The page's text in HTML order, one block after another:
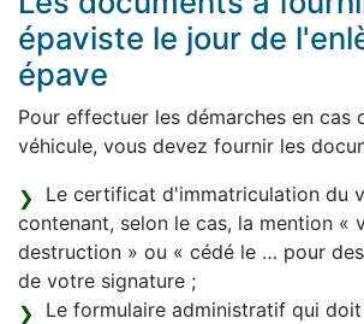
épaviste le jour de
épave
Pour effectuer les démarches en cas
véhicule, vous devez fournir les
Le certificat d'immatriculation du
contenant, selon le cas, la mention «
destruction » ou « cédé le … pour
de votre signature ;
Le formulaire administratif qui